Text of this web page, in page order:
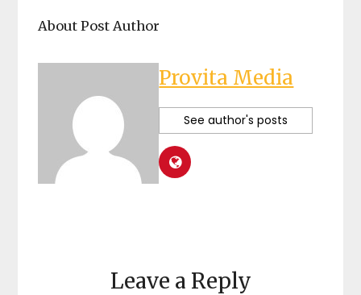
About Post Author
Provita Media
See author's posts
Leave a Reply